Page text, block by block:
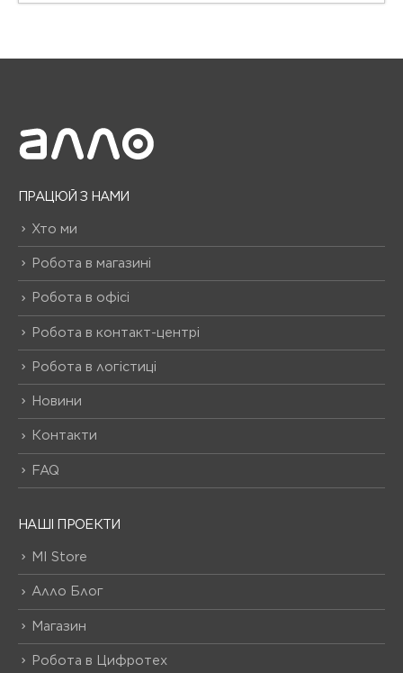
ПРАЦЮЙ З НАМИ
Хто ми
Робота в магазині
Робота в офісі
Робота в контакт-центрі
Робота в логістиці
Новини
Контакти
FAQ
НАШІ ПРОЕКТИ
MI Store
Алло Блог
Магазин
Робота в Цифротех